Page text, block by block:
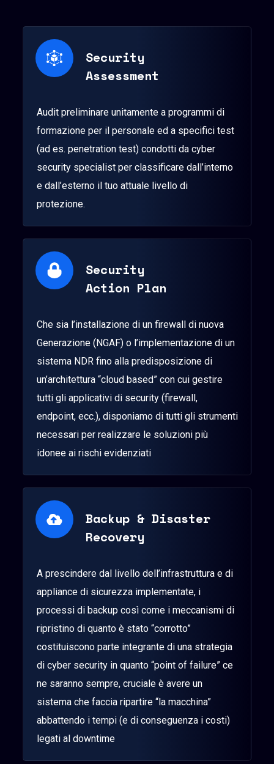
Security
Assessment
Audit preliminare unitamente a programmi di
formazione per il personale ed a specifici test
(ad es. penetration test) condotti da cyber
security specialist per classificare dall’interno
e dall’esterno il tuo attuale livello di
protezione.
Security
Action Plan
Che sia l’installazione di un firewall di nuova
Generazione (NGAF) o l’implementazione di un
sistema NDR fino alla predisposizione di
un’architettura “cloud based” con cui gestire
tutti gli applicativi di security (firewall,
endpoint, ecc.), disponiamo di tutti gli strumenti
necessari per realizzare le soluzioni più
idonee ai rischi evidenziati
Backup & Disaster
Recovery
A prescindere dal livello dell’infrastruttura e di
appliance di sicurezza implementate, i
processi di backup così come i meccanismi di
ripristino di quanto è stato “corrotto”
costituiscono parte integrante di una strategia
di cyber security in quanto “point of failure” ce
ne saranno sempre, cruciale è avere un
sistema che faccia ripartire “la macchina”
abbattendo i tempi (e di conseguenza i costi)
legati al downtime